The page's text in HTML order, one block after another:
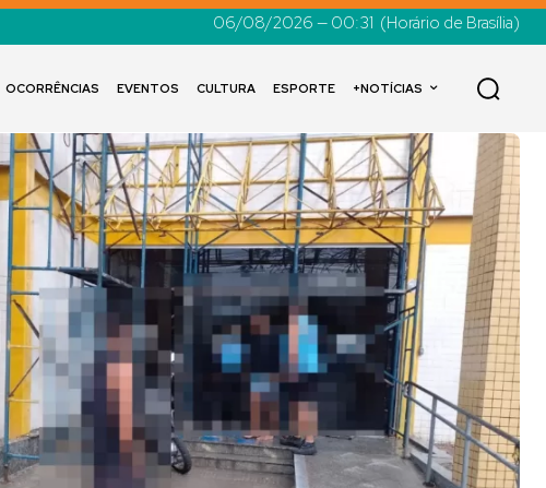
06/08/2026 — 00:31 (Horário de Brasília)
OCORRÊNCIAS EVENTOS CULTURA ESPORTE +NOTÍCIAS